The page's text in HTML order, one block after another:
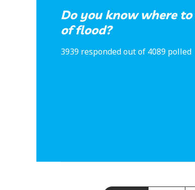
Do you know where
of flood?
3939 responded out of 4089 polled